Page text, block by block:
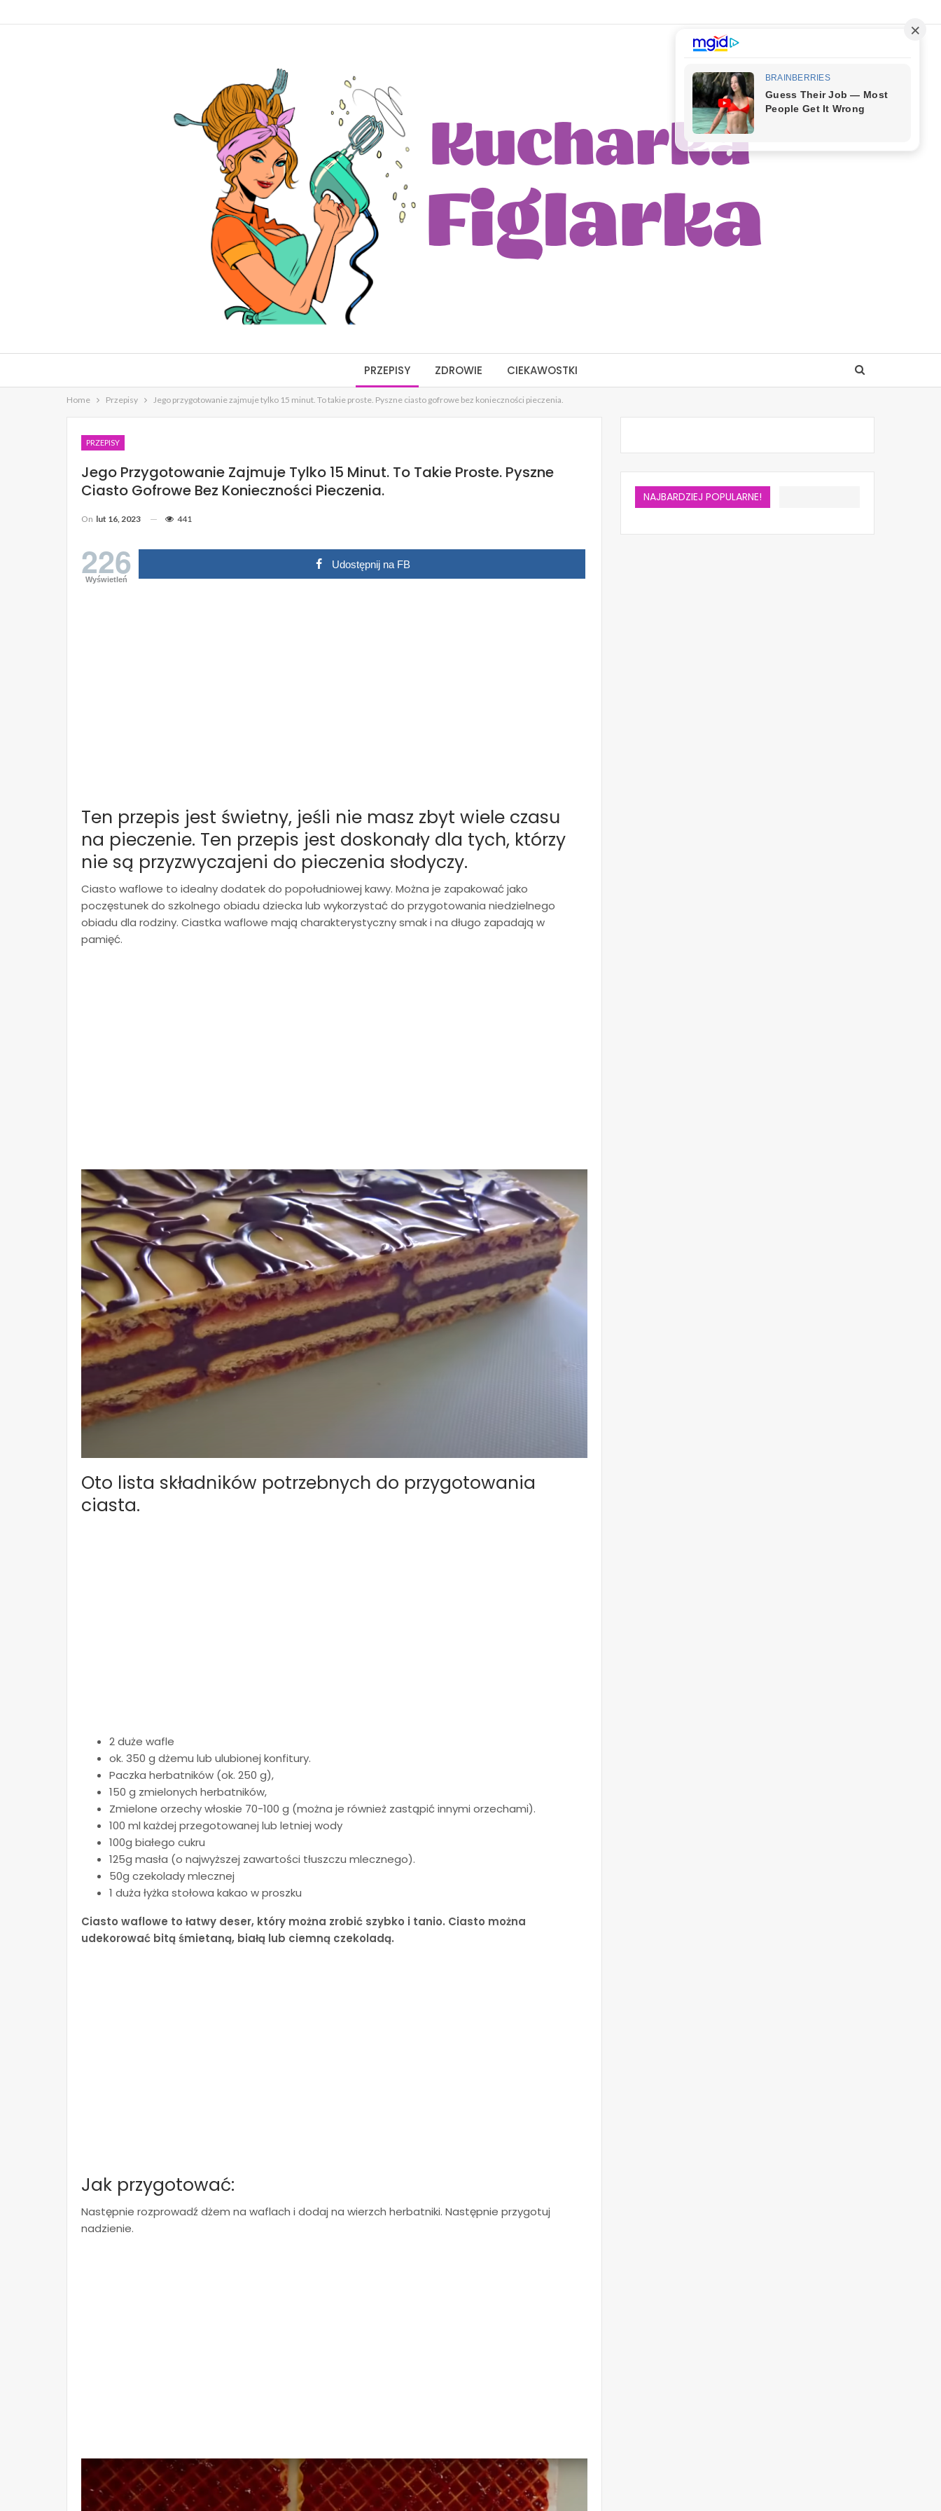
PRZEPISY ZDROWIE CIEKAWOSTKI
Home Przepisy Jego przygotowanie zajmuje tylko 15 minut. To takie proste. Pyszne ciasto gofrowe bez konieczności pieczenia.
PRZEPISY
Jego Przygotowanie Zajmuje Tylko 15 Minut. To Takie Proste. Pyszne
Ciasto Gofrowe Bez Konieczności Pieczenia.
On lut 16, 2023 441
226
Wyświetleń
Udostępnij na FB
Ten przepis jest świetny, jeśli nie masz zbyt wiele czasu
na pieczenie. Ten przepis jest doskonały dla tych, którzy
nie są przyzwyczajeni do pieczenia słodyczy.
Ciasto waflowe to idealny dodatek do popołudniowej kawy. Można je zapakować jako
poczęstunek do szkolnego obiadu dziecka lub wykorzystać do przygotowania niedzielnego
obiadu dla rodziny. Ciastka waflowe mają charakterystyczny smak i na długo zapadają w
pamięć.
Oto lista składników potrzebnych do przygotowania
ciasta.
2 duże wafle
ok. 350 g dżemu lub ulubionej konfitury.
Paczka herbatników (ok. 250 g),
150 g zmielonych herbatników,
Zmielone orzechy włoskie 70-100 g (można je również zastąpić innymi orzechami).
100 ml każdej przegotowanej lub letniej wody
100g białego cukru
125g masła (o najwyższej zawartości tłuszczu mlecznego).
50g czekolady mlecznej
1 duża łyżka stołowa kakao w proszku
Ciasto waflowe to łatwy deser, który można zrobić szybko i tanio. Ciasto można
udekorować bitą śmietaną, białą lub ciemną czekoladą.
Jak przygotować:
Następnie rozprowadź dżem na waflach i dodaj na wierzch herbatniki. Następnie przygotuj
nadzienie.
NAJBARDZIEJ POPULARNE!